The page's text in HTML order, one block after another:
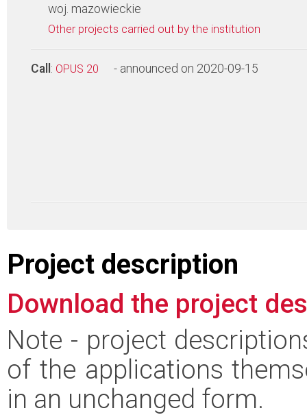
woj. mazowieckie
Other projects carried out by the institution
Call : OPUS 20 - announced on 2020-09-15
Project description
Download the project
Note - project
of the applications
in an unchanged form.